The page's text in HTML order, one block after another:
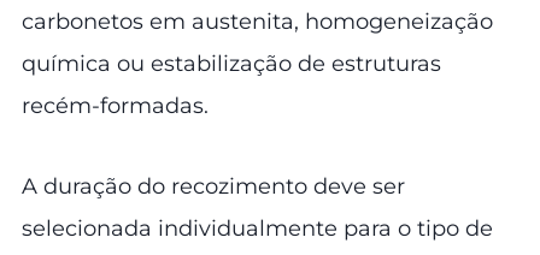
carbonetos em austenita, homogeneização
química ou estabilização de estruturas
recém-formadas.
A duração do recozimento deve ser
selecionada individualmente para o tipo de